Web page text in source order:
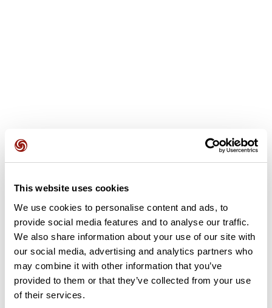
This website uses cookies
We use cookies to personalise content and ads, to
provide social media features and to analyse our traffic.
We also share information about your use of our site with
our social media, advertising and analytics partners who
may combine it with other information that you’ve
provided to them or that they’ve collected from your use
of their services.
Soyez le premier à ajouter un avis !
Ajouter un avis